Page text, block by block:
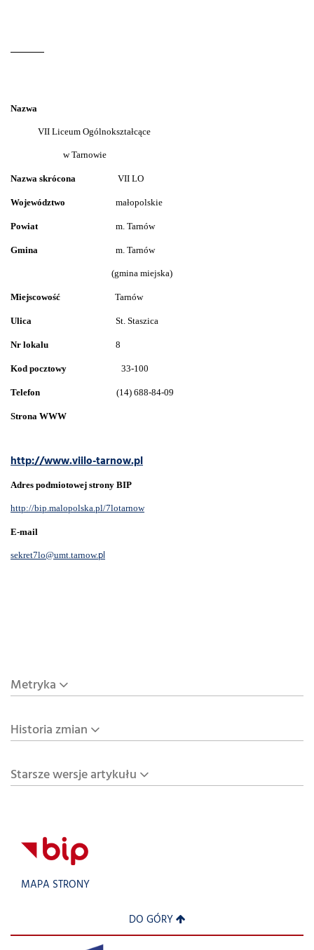
Nazwa
VII Liceum Ogólnokształcące
w Tarnowie
Nazwa skrócona VII LO
Województwo małopolskie
Powiat m. Tarnów
Gmina m. Tarnów
(gmina miejska)
Miejscowość Tarnów
Ulica St. Staszica
Nr lokalu 8
Kod pocztowy 33-100
Telefon (14) 688-84-09
Strona WWW
http://www.viilo-tarnow.pl
Adres podmiotowej strony BIP
http://bip.malopolska.pl/7lotarnow
E-mail
sekret7lo@umt.tarnow.pl
Metryka
Historia zmian
Starsze wersje artykułu
MAPA STRONY
DO GÓRY